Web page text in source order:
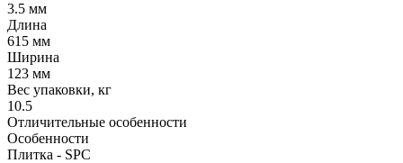
3.5 мм
Длина
615 мм
Ширина
123 мм
Вес упаковки, кг
10.5
Отличительные особенности
Особенности
Плитка - SPC